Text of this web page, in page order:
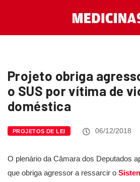
Projeto obriga
o SUS por vítima de
doméstica
PROJETOS DE LEI 06/12/2018
O plenário da Câmara dos Deputados
que obriga agressor a ressarcir o